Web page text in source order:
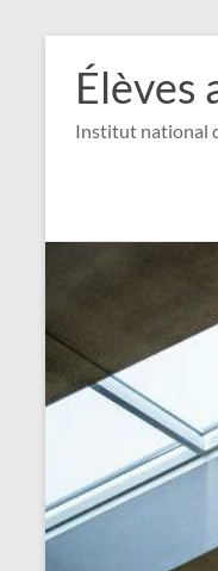
contenu
Institut national